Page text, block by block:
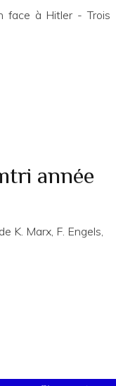
face à Hitler - Trois
année
K. Marx, F. Engels,